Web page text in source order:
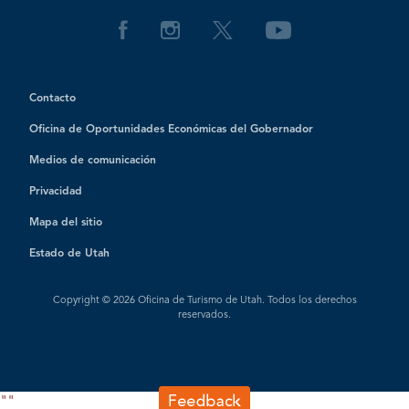
Contacto
Oficina de Oportunidades Económicas del Gobernador
Medios de comunicación
Privacidad
Mapa del sitio
Estado de Utah
Copyright © 2026 Oficina de Turismo de Utah. Todos los derechos
reservados.
" "